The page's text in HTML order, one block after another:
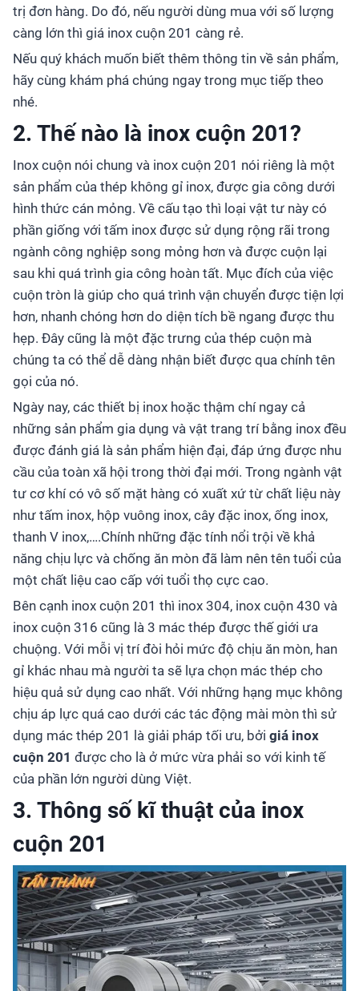
trị đơn hàng. Do đó, nếu người dùng mua với số lượng
càng lớn thì giá inox cuộn 201 càng rẻ.
Nếu quý khách muốn biết thêm thông tin về sản phẩm,
hãy cùng khám phá chúng ngay trong mục tiếp theo
nhé.
2. Thế nào là inox cuộn 201?
Inox cuộn nói chung và inox cuộn 201 nói riêng là một
sản phẩm của thép không gỉ inox, được gia công dưới
hình thức cán mỏng. Về cấu tạo thì loại vật tư này có
phần giống với tấm inox được sử dụng rộng rãi trong
ngành công nghiệp song mỏng hơn và được cuộn lại
sau khi quá trình gia công hoàn tất. Mục đích của việc
cuộn tròn là giúp cho quá trình vận chuyển được tiện lợi
hơn, nhanh chóng hơn do diện tích bề ngang được thu
hẹp. Đây cũng là một đặc trưng của thép cuộn mà
chúng ta có thể dễ dàng nhận biết được qua chính tên
gọi của nó.
Ngày nay, các thiết bị inox hoặc thậm chí ngay cả
những sản phẩm gia dụng và vật trang trí bằng inox đều
được đánh giá là sản phẩm hiện đại, đáp ứng được nhu
cầu của toàn xã hội trong thời đại mới. Trong ngành vật
tư cơ khí có vô số mặt hàng có xuất xứ từ chất liệu này
như tấm inox, hộp vuông inox, cây đặc inox, ống inox,
thanh V inox,….Chính những đặc tính nổi trội về khả
năng chịu lực và chống ăn mòn đã làm nên tên tuổi của
một chất liệu cao cấp với tuổi thọ cực cao.
Bên cạnh inox cuộn 201 thì inox 304, inox cuộn 430 và
inox cuộn 316 cũng là 3 mác thép được thế giới ưa
chuộng. Với mỗi vị trí đòi hỏi mức độ chịu ăn mòn, han
gỉ khác nhau mà người ta sẽ lựa chọn mác thép cho
hiệu quả sử dụng cao nhất. Với những hạng mục không
chịu áp lực quá cao dưới các tác động mài mòn thì sử
dụng mác thép 201 là giải pháp tối ưu, bởi giá inox
cuộn 201 được cho là ở mức vừa phải so với kinh tế
của phần lớn người dùng Việt.
3. Thông số kĩ thuật của inox
cuộn 201